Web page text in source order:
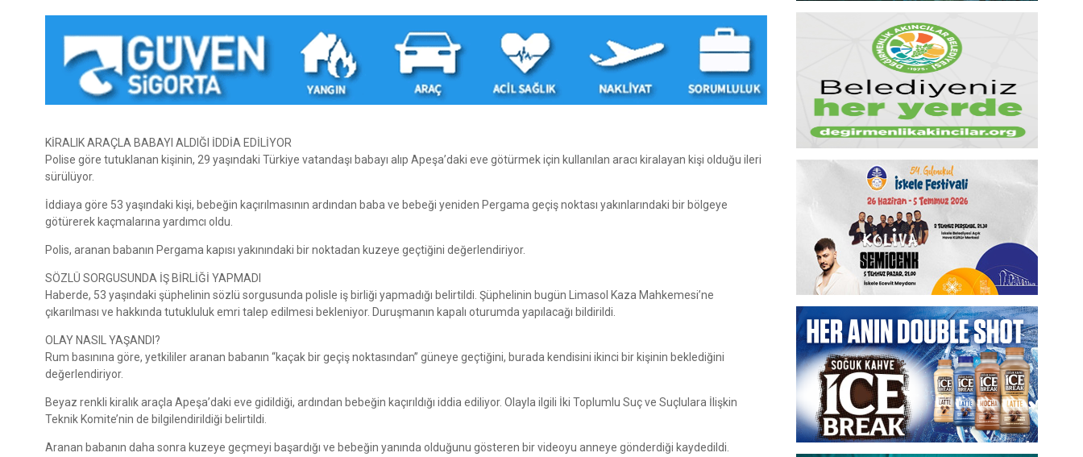
KİRALIK ARAÇLA BABAYI ALDIĞI İDDİA EDİLİYOR
Polise göre tutuklanan kişinin, 29 yaşındaki Türkiye vatandaşı babayı alıp Apeşa’daki eve götürmek için kullanılan aracı kiralayan kişi olduğu ileri
sürülüyor.
İddiaya göre 53 yaşındaki kişi, bebeğin kaçırılmasının ardından baba ve bebeği yeniden Pergama geçiş noktası yakınlarındaki bir bölgeye
götürerek kaçmalarına yardımcı oldu.
Polis, aranan babanın Pergama kapısı yakınındaki bir noktadan kuzeye geçtiğini değerlendiriyor.
SÖZLÜ SORGUSUNDA İŞ BİRLİĞİ YAPMADI
Haberde, 53 yaşındaki şüphelinin sözlü sorgusunda polisle iş birliği yapmadığı belirtildi. Şüphelinin bugün Limasol Kaza Mahkemesi’ne
çıkarılması ve hakkında tutukluluk emri talep edilmesi bekleniyor. Duruşmanın kapalı oturumda yapılacağı bildirildi.
OLAY NASIL YAŞANDI?
Rum basınına göre, yetkililer aranan babanın “kaçak bir geçiş noktasından” güneye geçtiğini, burada kendisini ikinci bir kişinin beklediğini
değerlendiriyor.
Beyaz renkli kiralık araçla Apeşa’daki eve gidildiği, ardından bebeğin kaçırıldığı iddia ediliyor. Olayla ilgili İki Toplumlu Suç ve Suçlulara İlişkin
Teknik Komite’nin de bilgilendirildiği belirtildi.
Aranan babanın daha sonra kuzeye geçmeyi başardığı ve bebeğin yanında olduğunu gösteren bir videoyu anneye gönderdiği kaydedildi.